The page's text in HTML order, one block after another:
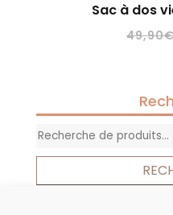
Sac à dos
49,90
Recherche
pour :